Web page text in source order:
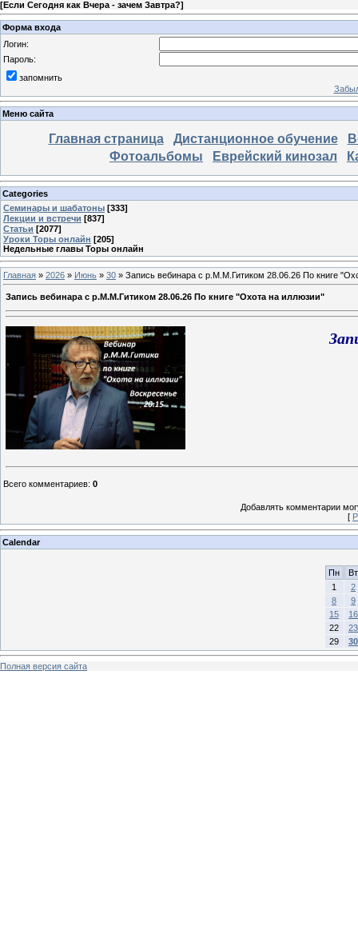
[Если Сегодня как Вчера - зачем Завтра?]
Форма входа
Логин:
Пароль:
запомнить
Меню сайта
Главная страница Дистанционное обучение
Фотоальбомы
Еврейский кинозал
Categories
Семинары и шабатоны [333]
Лекции и встречи [837]
Статьи [2077]
Уроки Торы онлайн [205]
Недельные главы Торы онлайн
Главная » 2026 » Июнь » 30 » Запись вебинара с р.М.М.Гитиком 28.06.26 По книге
Запись вебинара с р.М.М.Гитиком 28.06.26 По книге "Охота на иллюзии"
Всего комментариев: 0
Добавлять комментарии
[
Calendar
Пн
Вт
1
2
8
9
15
16
22
23
29
30
Полная версия сайта